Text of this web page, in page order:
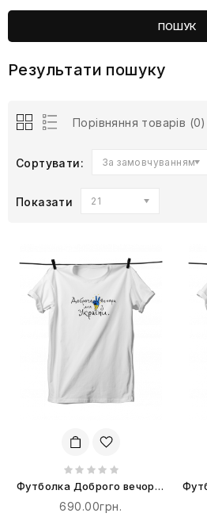
Результати пошуку
Порівняння товарів (0)
Сортувати: За замовчуванням
Показати 21
Футболка Доброго вечора,
ми з України
690.00грн.